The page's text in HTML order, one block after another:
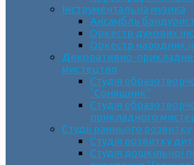
Інструментальна музика
Ансамбль
Оркестр духових
Оркестр народних
Декоративно-прикладне
мистецтво
Cтудія
“Соняшник”
Студія
прикладного
Студії раннього розвитку
Студія розвитку
Студія дошкільної